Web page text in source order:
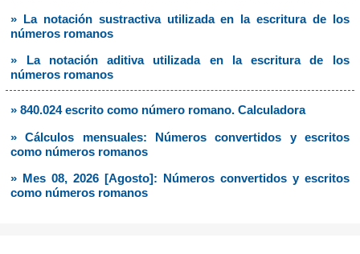
» La notación sustractiva utilizada en la escritura de los
números romanos
» La notación aditiva utilizada en la escritura de los
números romanos
» 840.024 escrito como número romano. Calculadora
» Cálculos mensuales: Números convertidos y escritos
como números romanos
» Mes 08, 2026 [Agosto]: Números convertidos y escritos
como números romanos